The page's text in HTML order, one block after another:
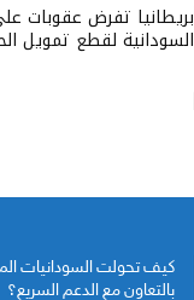
بريطانيا تفرض عقوبات
السودانية لقطع تمويل
كيف تحولت السودانيات
بالتعاون مع الدعم السريع؟